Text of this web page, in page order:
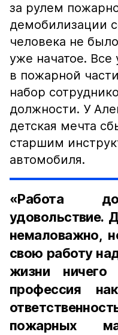
за рулем
демобилизации
человека не
уже начатое. Все
в пожарной
набор
должности. У
детская мечта
старшим
автомобиля.
«Работа
удовольствие.
немаловажно,
свою работу
жизни
профессия
пожарных